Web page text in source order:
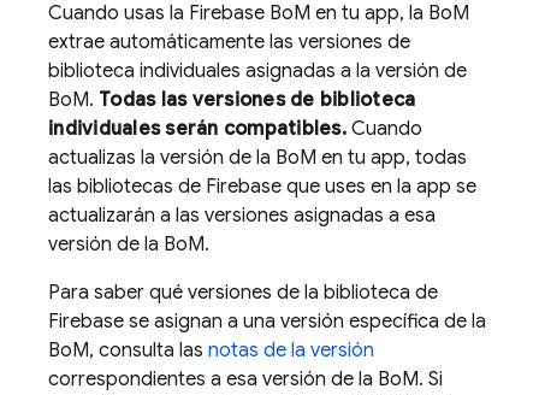
Cuando usas la Firebase BoM en tu app, la BoM
extrae automáticamente las versiones de
biblioteca individuales asignadas a la versión de
BoM. Todas las versiones de biblioteca
individuales serán compatibles.Cuando
actualizas la versión de la BoM en tu app, todas
las bibliotecas de Firebase que uses en la app se
actualizarán a las versiones asignadas a esa
versión de la BoM.
Para saber qué versiones de la biblioteca de
Firebase se asignan a una versión específica de la
BoM, consulta las notas de la versión
correspondientes a esa versión de la BoM. Si